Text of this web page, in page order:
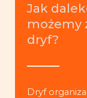
Jak
możemy
dryf?
Dryf